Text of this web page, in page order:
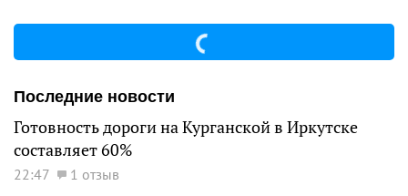
Последние новости
Готовность дороги на Курганской в Иркутске
составляет 60%
22:47 1 отзыв